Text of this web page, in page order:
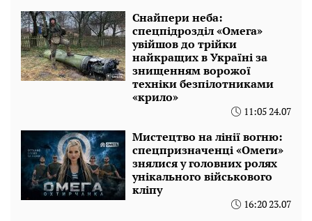
Снайпери неба:
спецпідрозділ «Омега»
увійшов до трійки
найкращих в Україні за
знищенням ворожої
техніки безпілотниками
«крило»
11:05 24.07
Мистецтво на лінії вогню:
спецпризначенці «Омеги»
знялися у головних ролях
унікального військового
кліпу
16:20 23.07